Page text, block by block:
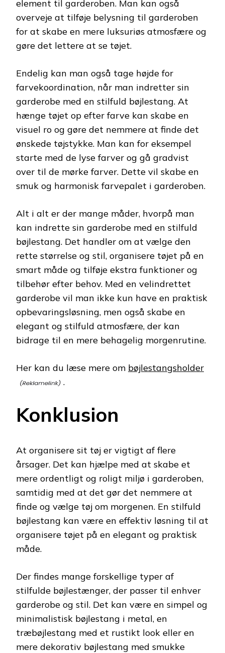
element til garderoben. Man kan også
overveje at tilføje belysning til garderoben
for at skabe en mere luksuriøs atmosfære og
gøre det lettere at se tøjet.
Endelig kan man også tage højde for
farvekoordination, når man indretter sin
garderobe med en stilfuld bøjlestang. At
hænge tøjet op efter farve kan skabe en
visuel ro og gøre det nemmere at finde det
ønskede tøjstykke. Man kan for eksempel
starte med de lyse farver og gå gradvist
over til de mørke farver. Dette vil skabe en
smuk og harmonisk farvepalet i garderoben.
Alt i alt er der mange måder, hvorpå man
kan indrette sin garderobe med en stilfuld
bøjlestang. Det handler om at vælge den
rette størrelse og stil, organisere tøjet på en
smart måde og tilføje ekstra funktioner og
tilbehør efter behov. Med en velindrettet
garderobe vil man ikke kun have en praktisk
opbevaringsløsning, men også skabe en
elegant og stilfuld atmosfære, der kan
bidrage til en mere behagelig morgenrutine.
Her kan du læse mere om bøjlestangsholder
.
Konklusion
At organisere sit tøj er vigtigt af flere
årsager. Det kan hjælpe med at skabe et
mere ordentligt og roligt miljø i garderoben,
samtidig med at det gør det nemmere at
finde og vælge tøj om morgenen. En stilfuld
bøjlestang kan være en effektiv løsning til at
organisere tøjet på en elegant og praktisk
måde.
Der findes mange forskellige typer af
stilfulde bøjlestænger, der passer til enhver
garderobe og stil. Det kan være en simpel og
minimalistisk bøjlestang i metal, en
træbøjlestang med et rustikt look eller en
mere dekorativ bøjlestang med smukke